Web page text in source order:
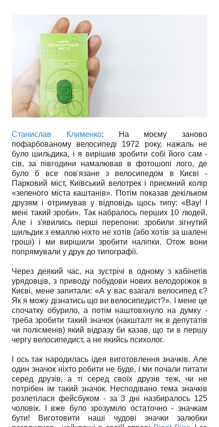
Станислав Клименко: На моєму заново
пофарбованому велосипеді 1972 року, нажаль не
було шильдика, і я вирішив зробити собі його сам -
сів, за півгодини намалював в фотошопі лого, де
було б все пов'язане з велосипедом в Києві -
Парковий міст, Київський велотрек і приємний колір
«зеленого міста каштанів». Потім показав декільком
друзям і отримував у відповідь щось типу: «Вау! І
мені такий зроби». Так набралось перших 10 людей.
Але і з'явились перші перепони: зробили зігнутий
шильдик з емаллю ніхто не хотів (або хотів за шалені
гроші) і ми вирішили зробити наліпки. Отож вони
попрямували у друк до типографії.
Через деякий час, на зустрічі в одному з кабінетів
урядовців, з приводу побудови нових велодоріжок в
Києві, мене запитали: «А у вас взагалі велосипед є?
Як я можу дізнатись що ви велосипедист?». І мене це
спочатку обурило, а потім наштовхнуло на думку -
треба зробити такий значок (накшталт як в депутатів
чи полісменів) який відразу би казав, що ти в першу
чергу велосипедист, а не якийсь психолог.
І ось так народилась ідея виготовлення значків. Але
один значок ніхто робити не буде, і ми почали питати
серед друзів, а ті серед своїх друзів теж, чи не
потрібен їм такий значок. Несподівано тема значків
розлетілася фейсбуком - за 3 дні назбиралось 125
чоловік. І вже було зрозуміло остаточно - значкам
бути! Виготовити наші чудові значки залюбки